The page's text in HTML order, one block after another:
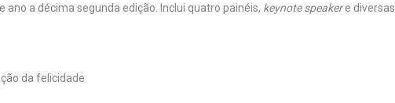
ano a décima segunda edição. Inclui quatro painéis, keynote speakere diversas
da felicidade